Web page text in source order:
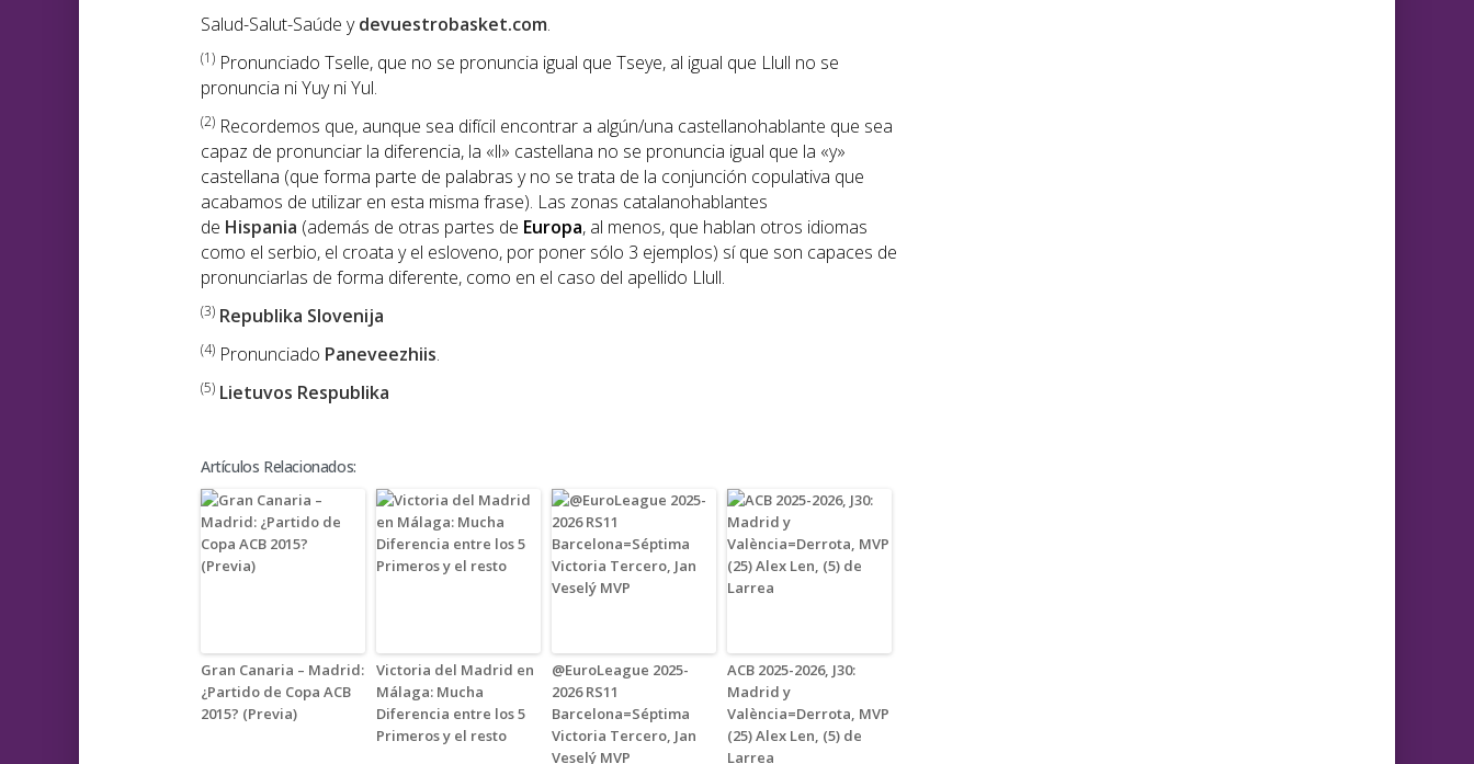
Salud-Salut-Saúde ydevuestrobasket.com.
(1) Pronunciado Tselle, que no se pronuncia igual que Tseye, al igual que Llull no se
pronuncia ni Yuy ni Yul.
(2) Recordemos que, aunque sea difícil encontrar a algún/una castellanohablante que sea
capaz de pronunciar la diferencia, la «ll» castellana no se pronuncia igual que la «y»
castellana (que forma parte de palabras y no se trata de la conjunción copulativa que
acabamos de utilizar en esta misma frase). Las zonas catalanohablantes
de Hispania (además de otras partes de Europa, al menos, que hablan otros idiomas
como el serbio, el croata y el esloveno, por poner sólo 3 ejemplos) sí que son capaces de
pronunciarlas de forma diferente, como en el caso del apellido Llull.
(3) Republika Slovenija
(4) Pronunciado Paneveezhiis.
(5) Lietuvos Respublika
Artículos Relacionados:
Gran Canaria – Madrid:
¿Partido de Copa ACB
2015? (Previa)
Victoria del Madrid en
Málaga: Mucha
Diferencia entre los 5
Primeros y el resto
@EuroLeague 2025-
2026 RS11
Barcelona=Séptima
Victoria Tercero, Jan
Veselý MVP
ACB 2025-2026, J30:
Madrid y
València=Derrota, MVP
(25) Alex Len, (5) de
Larrea